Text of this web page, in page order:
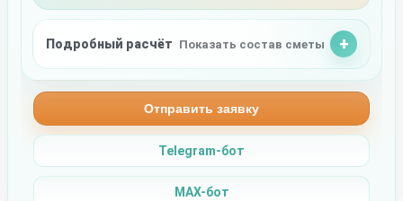
Подробный расчёт Показать состав сметы
Отправить заявку
Telegram-бот
MAX-бот